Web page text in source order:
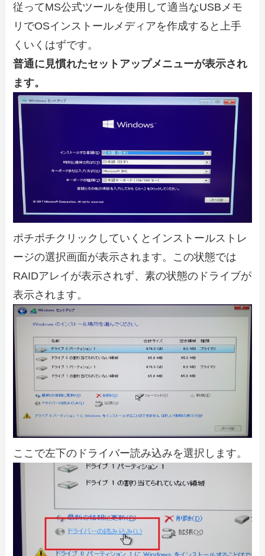
従ってMS公式ツールを使用して適当なUSBメモ
リでOSインストールメディアを作成すると上手
くいくはずです。
普通に見慣れたセットアップメニューが表示され
ます。
ポチポチクリックしていくとインストールストレ
ージの選択画面が表示されます。この状態では
RAIDアレイが表示されず、素の状態のドライブが
表示されます。
ここで左下のドライバー読み込みを選択します。